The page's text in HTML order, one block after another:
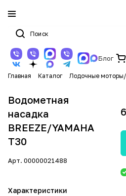
Блог
Главная Каталог Лодочные моторы/
Водометная
насадка
BREEZE/YAMAHA
T30
Арт. 00000021488
Характеристики